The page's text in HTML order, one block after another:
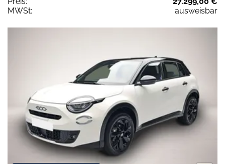
MWSt:
ausweisbar